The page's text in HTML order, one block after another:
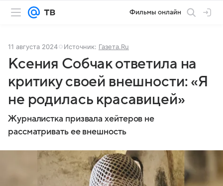
Фильмы онлайн
11 августа 2024 Источник: Газета.Ru
Ксения Собчак ответила на
критику своей внешности: «Я
не родилась красавицей»
Журналистка призвала хейтеров не
рассматривать ее внешность